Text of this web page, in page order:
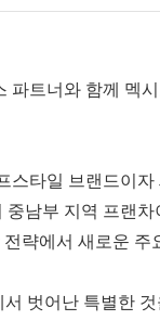
파트너와 함께 멕
스타일 브랜드이자
중남부 지역 프랜차
략에서 새로운
서 벗어난 특별한 것